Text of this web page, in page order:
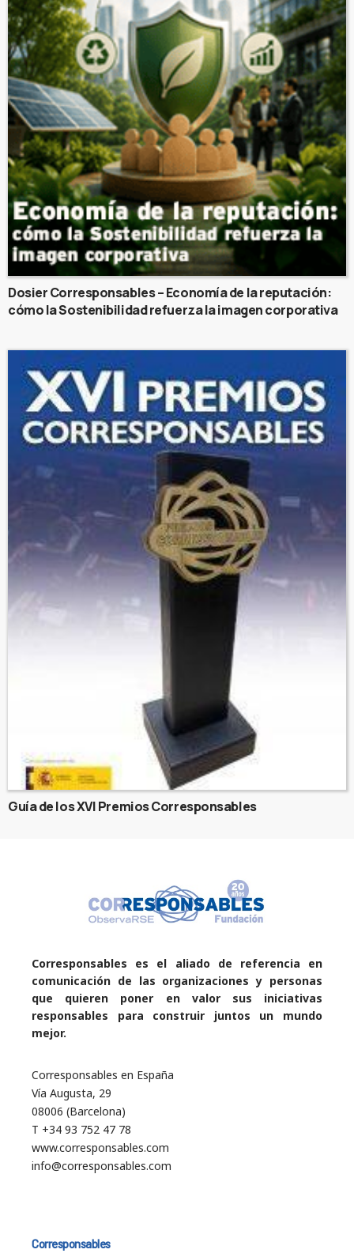
Dosier Corresponsables – Economía de la reputación:
cómo la Sostenibilidad refuerza la imagen corporativa
Guía de los XVI Premios Corresponsables
Corresponsables es el aliado de referencia en
comunicación de las organizaciones y personas
que quieren poner en valor sus iniciativas
responsables para construir juntos un mundo
mejor.
Corresponsables en España
Vía Augusta, 29
08006 (Barcelona)
T +34 93 752 47 78
www.corresponsables.com
info@corresponsables.com
Corresponsables